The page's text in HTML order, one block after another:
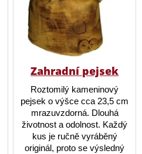
Zahradní pejsek
Roztomilý kameninový
pejsek o výšce cca 23,5 cm
mrazuvzdorná. Dlouhá
životnost a odolnost. Každý
kus je ručně vyráběný
originál, proto se výsledný